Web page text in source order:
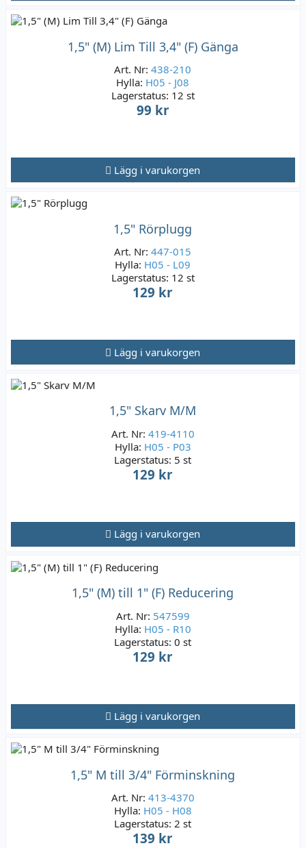
1,5" (M) Lim Till 3,4" (F) Gänga
Art. Nr:438-210
Hylla: H05 - J08
Lagerstatus: 12 st
99 kr
Lägg i varukorgen
1,5" Rörplugg
Art. Nr:447-015
Hylla: H05 - L09
Lagerstatus: 12 st
129 kr
Lägg i varukorgen
1,5" Skarv M/M
Art. Nr: 419-4110
Hylla: H05 - P03
Lagerstatus: 5 st
129 kr
Lägg i varukorgen
1,5" (M) till 1" (F) Reducering
Art. Nr: 547599
Hylla: H05 - R10
Lagerstatus:0 st
129 kr
Lägg i varukorgen
1,5" M till 3/4" Förminskning
Art. Nr: 413-4370
Hylla: H05 - H08
Lagerstatus:2 st
139 kr